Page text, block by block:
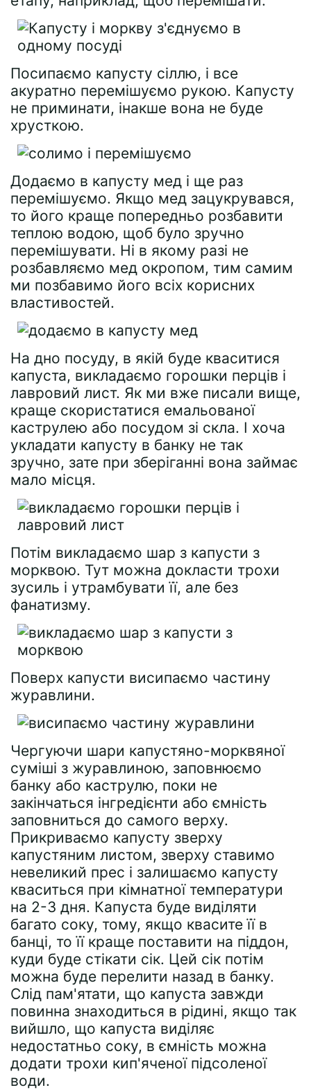
Посипаємо капусту сіллю, і все
акуратно перемішуємо рукою. Капусту
не приминати, інакше вона не буде
хрусткою.
Додаємо в капусту мед і ще раз
перемішуємо. Якщо мед зацукрувався,
то його краще попередньо розбавити
теплою водою, щоб було зручно
перемішувати. Ні в якому разі не
розбавляємо мед окропом, тим самим
ми позбавимо його всіх корисних
властивостей.
На дно посуду, в якій буде кваситися
капуста, викладаємо горошки перців і
лавровий лист. Як ми вже писали вище,
краще скористатися емальованої
каструлею або посудом зі скла. І хоча
укладати капусту в банку не так
зручно, зате при зберіганні вона займає
мало місця.
Потім викладаємо шар з капусти з
морквою. Тут можна докласти трохи
зусиль і утрамбувати її, але без
фанатизму.
Поверх капусти висипаємо частину
журавлини.
Чергуючи шари капустяно-морквяної
суміші з журавлиною, заповнюємо
банку або каструлю, поки не
закінчаться інгредієнти або ємність
заповниться до самого верху.
Прикриваємо капусту зверху
капустяним листом, зверху ставимо
невеликий прес і залишаємо капусту
кваситься при кімнатної температури
на 2-3 дня. Капуста буде виділяти
багато соку, тому, якщо квасите її в
банці, то її краще поставити на піддон,
куди буде стікати сік. Цей сік потім
можна буде перелити назад в банку.
Слід пам'ятати, що капуста завжди
повинна знаходиться в рідині, якщо так
вийшло, що капуста виділяє
недостатньо соку, в ємність можна
додати трохи кип'яченої підсоленої
води.